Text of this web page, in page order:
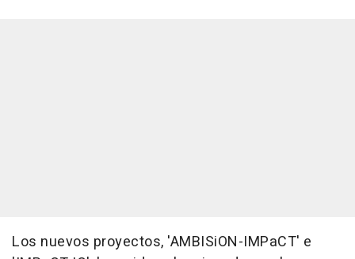
Los nuevos proyectos, 'AMBISiON-IMPaCT' e